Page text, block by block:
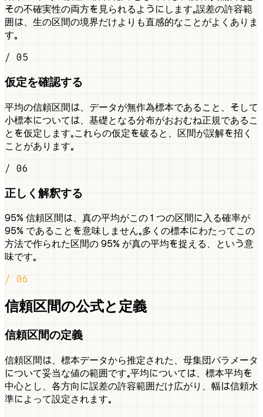
その不確実性の両方を見られるようにします。誤差の許容範
囲は、生の区間の境界だけよりも直感的なことがよくありま
す。
/ 05
仮定を確認する
平均の信頼区間は、データが無作為標本であること、そして
小標本については、基礎となる分布がおおむね正規であるこ
とを仮定します。これらの仮定を破ると、区間が誤解を招く
ことがあります。
/ 06
正しく解釈する
95% 信頼区間は、真の平均がこの 1 つの区間に入る確率が
95% であることを意味しません。多くの標本にわたってこの
方法で作られた区間の 95% が真の平均を捉える、という意
味です。
/ 06
信頼区間の公式と定義
信頼区間の定義
信頼区間は、標本データから推定された、母集団パラメータ
について妥当な値の範囲です。平均については、標本平均を
中心とし、各方向に誤差の許容範囲だけ広がり、幅は信頼水
準によって設定されます。